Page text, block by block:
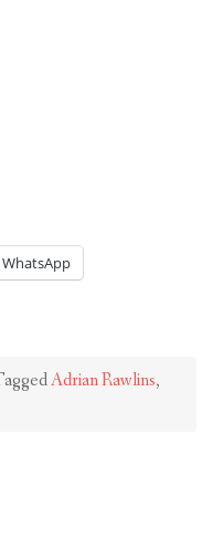
WhatsApp
Adrian Rawlins,